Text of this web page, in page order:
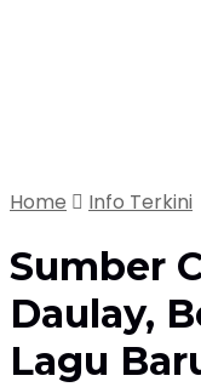
Home Info Terkini
Sumber
Daulay,
Lagu